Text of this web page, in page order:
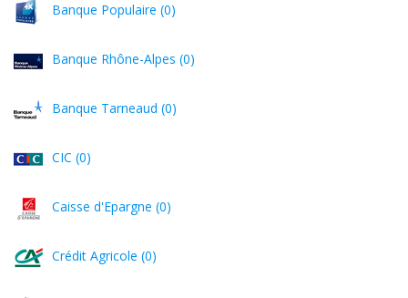
Banque Populaire (0)
Banque Rhône-Alpes (0)
Banque Tarneaud (0)
CIC (0)
Caisse d'Epargne (0)
Crédit Agricole (0)